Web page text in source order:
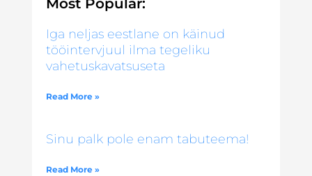
Most Popular:
Iga neljas eestlane on käinud
tööintervjuul ilma tegeliku
vahetuskavatsuseta
Read More »
Sinu palk pole enam tabuteema!
Read More »